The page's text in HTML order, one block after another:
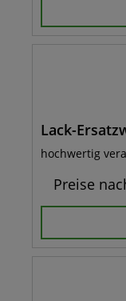
Lack-
hochwertig
Preise